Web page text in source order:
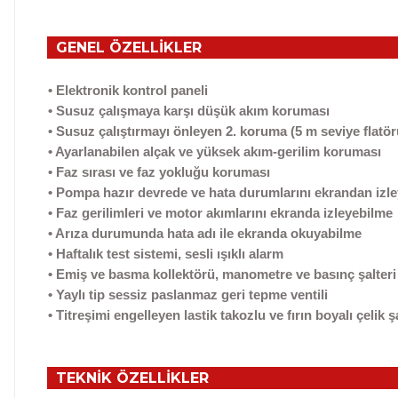
GENEL ÖZELLİKLER
• Elektronik kontrol paneli
• Susuz çalışmaya karşı düşük akım koruması
• Susuz çalıştırmayı önleyen 2. koruma (5 m seviye
• Ayarlanabilen alçak ve yüksek akım-gerilim koruması
• Faz sırası ve faz yokluğu koruması
• Pompa hazır devrede ve hata durumlarını ekrandan
• Faz gerilimleri ve motor akımlarını ekranda izleyebilme
• Arıza durumunda hata adı ile ekranda okuyabilme
• Haftalık test sistemi, sesli ışıklı alarm
• Emiş ve basma kollektörü, manometre ve basınç şalteri
• Yaylı tip sessiz paslanmaz geri tepme ventili
• Titreşimi engelleyen lastik takozlu ve fırın boyalı çelik
TEKNİK ÖZELLİKLER